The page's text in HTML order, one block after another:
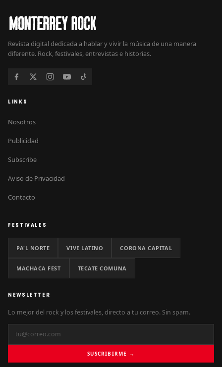
Revista digital dedicada a hablar y vivir la música de una manera
diferente. Rock, festivales, entrevistas e historias.
LINKS
Nosotros
Publicidad
Subscribe
Aviso de Privacidad
Contacto
FESTIVALES
PA'L NORTE VIVE LATINO CORONA CAPITAL
MACHACA FEST TECATE COMUNA
NEWSLETTER
Lo mejor del rock y los festivales, directo a tu correo. Sin spam.
SUSCRIBIRME →